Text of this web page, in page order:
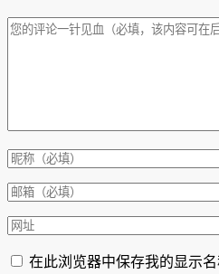
在此浏览器中保存我的显示